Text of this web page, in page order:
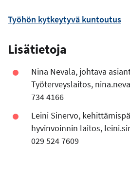
Työhön kytkeytyvä kuntoutus
Lisätietoja
Nina Nevala, johtava
Työterveyslaitos,
734 4166
Leini Sinervo,
hyvinvoinnin laitos,
029 524 7609